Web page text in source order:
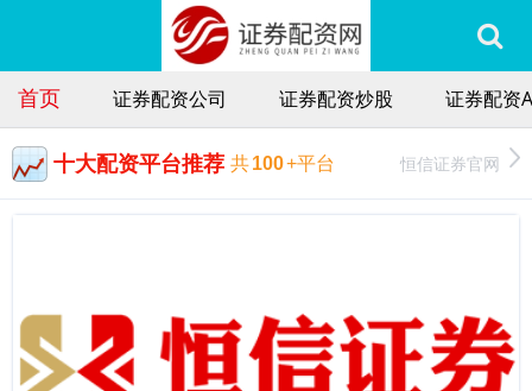
首页 证券配资公司 证券配资炒股 证券配资
十大配资平台推荐 共100+平台 恒信证券官网